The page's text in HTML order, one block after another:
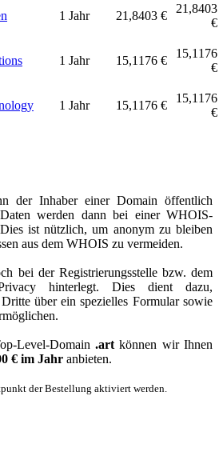
1 Jahr 21,8403 €
21,8403
€
1 Jahr 15,1176 €
15,1176
€
1 Jahr 15,1176 €
15,1176
€
der Inhaber einer Domain öffentlich
werden dann bei einer WHOIS-
ist nützlich, um anonym zu bleiben
aus dem WHOIS zu vermeiden.
bei der Registrierungsstelle bzw. dem
hinterlegt. Dies dient dazu,
über ein spezielles Formular sowie
Level-Domain .artkönnen wir Ihnen
€ im Jahr anbieten.
der Bestellung aktiviert werden.